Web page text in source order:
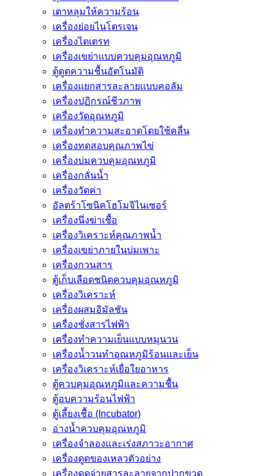
เตาหลุมให้ความร้อน
เครื่องย่อยไนโตรเจน
เครื่องไตเตรท
เครื่องเขย่าแบบควบคุมอุณหภูมิ
ตู้ดูดความชื้นอัตโนมัติ
เครื่องเเยกสารละลายเเบบคอลัม
เครื่องปฏิกรณ์ชีวภาพ
เครื่องวัดอุณหภูมิ
เครื่องทำความสะอาดโดยใช้คลื่น
เครื่องทดสอบคุณภาพไข่
เครื่องบ่มควบคุมอุณหภูมิ
เครื่องกลั่นน้ำ
เครื่องวัดค่า
อัลตร้าโซนิคโฮโมจิไนเซอร์
เครื่องนึ่งฆ่าเชื้อ
เครื่องวิเคราะห์คุณภาพน้ำ
เครื่องเขย่าภายในบ่มเพาะ
เครื่องกวนสาร
ตู้เก็บเลือดชนิดควบคุมอุณหภูมิ
เครื่องวิเคราะห์
เครื่องผสมอิมัลชัน
เครื่องชั่งสารไฟฟ้า
เครื่องทำความเย็นแบบหมุนวน
เครื่องน้ำวนทำอุณหภูมิร้อนและเย็น
เครื่องวิเคราะห์เยื่อใยอาหาร
ตู้ควบคุมอุณหภูมิและความชื้น
ตู้อบความร้อนไฟฟ้า
ตู้เลี้ยงเชื้อ (Incubator)
อ่างน้ำควบคุมอุณหภูมิ
เครื่องจำลองและเร่งสภาวะอากาศ
เครื่องดูดของเหลวตัวอย่าง
เครื่องดูดจ่ายสารละลายจากปากขวด